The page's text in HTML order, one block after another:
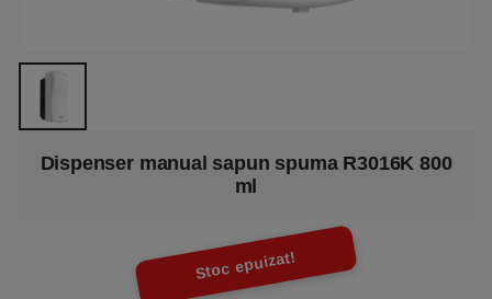
Dispenser manual sapun spuma R3016K 800
ml
Stoc epuizat!